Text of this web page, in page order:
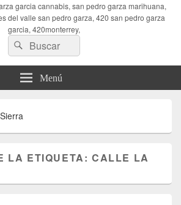
garcia cannabis, san pedro garza marihuana,
del valle san pedro garza, 420 san pedro garza
garcia, 420monterrey,
Buscar
por:
Buscar
Menú
LA ETIQUETA:CALLE LA